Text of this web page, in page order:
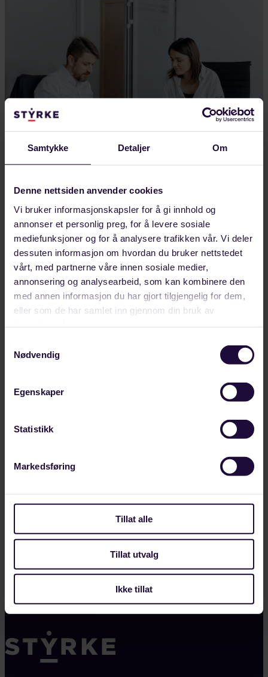
Samtykke Detaljer Om
Denne nettsiden anvender cookies
Vi bruker informasjonskapsler for å gi innhold og
annonser et personlig preg, for å levere sosiale
mediefunksjoner og for å analysere trafikken vår. Vi deler
dessuten informasjon om hvordan du bruker nettstedet
vårt, med partnerne våre innen sosiale medier,
annonsering og analysearbeid, som kan kombinere den
med annen informasjon du har gjort tilgjengelig for dem,
eller som de har samlet inn gjennom din bruk av
Nødvendig
Egenskaper
Statistikk
Markedsføring
Tillat alle
Tillat utvalg
Ikke tillat
Hello world!
Article 20 totam rem